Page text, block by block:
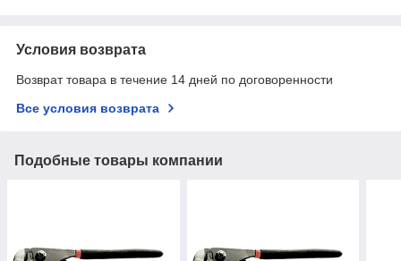
Условия возврата
Возврат товара в течение 14 дней по договоренности
Все условия возврата
Подобные товары компании